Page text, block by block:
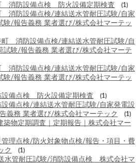
消防設備点検 防火設備定期検査 (1)
消防設備点検/連結送水管耐圧試験/自家
験/報告義務 業者選び/株式会社マーテッ
町 消防設備点検/連結送水管耐圧試験/自
試験/報告義務 業者選び/株式会社マーテ
消防設備点検/連結送水管耐圧試験/自家
験/報告義務 業者選び/株式会社マーテッ
備点検 防火設備定期検査 (1)
備点検/連結送水管耐圧試験/自家発電設
義務 業者選び/株式会社マーテック
(1)
築物定期調査｜定期報告｜株式会社マー
理点検/防火対象物点検/報告・項目・費
ク
(1)
水管耐圧試験/消防設備点検 株式会社マ